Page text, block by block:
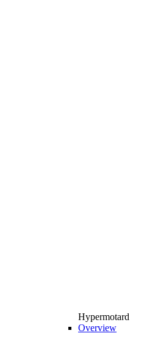
Hypermotard
Overview